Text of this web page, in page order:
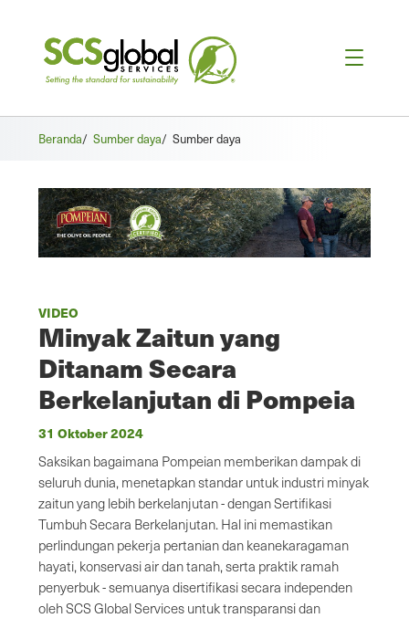
Beranda/ Sumber daya/ Sumber daya
VIDEO
Minyak Zaitun yang
Ditanam Secara
Berkelanjutan di Pompeia
31 Oktober 2024
Saksikan bagaimana Pompeian memberikan dampak di
seluruh dunia, menetapkan standar untuk industri minyak
zaitun yang lebih berkelanjutan - dengan Sertifikasi
Tumbuh Secara Berkelanjutan. Hal ini memastikan
perlindungan pekerja pertanian dan keanekaragaman
hayati, konservasi air dan tanah, serta praktik ramah
penyerbuk - semuanya disertifikasi secara independen
oleh SCS Global Services untuk transparansi dan